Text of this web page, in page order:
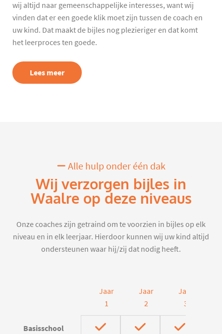
wij altijd naar gemeenschappelijke interesses, want wij
vinden dat er een goede klik moet zijn tussen de coach en
uw kind. Dat maakt de bijles nog plezieriger en dat komt
het leerproces ten goede.
Lees meer
Alle hulp onder één dak
Wij verzorgen bijles in
Waalre op deze niveaus
Onze coaches zijn getraind om te voorzien in bijles op elk
niveau en in elk leerjaar. Hierdoor kunnen wij uw kind altijd
ondersteunen waar hij/zij dat nodig heeft.
Jaar
1
Jaar
2
Jaar
3
Basisschool